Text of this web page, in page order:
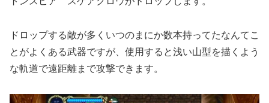
ドロップする敵が多くいつのまにか数本持ってたなんてこ
とがよくある武器ですが、使用すると浅い山型を描くよう
な軌道で遠距離まで攻撃できます。